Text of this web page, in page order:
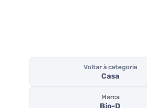
Voltar à categoria
Casa
Marca
Bio-D